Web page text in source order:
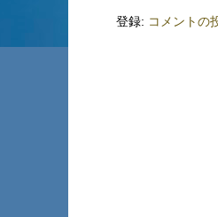
登録: コメントの